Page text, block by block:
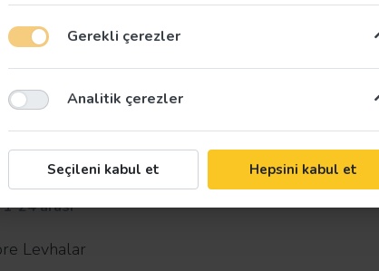
Etiketleri İş Güvenliği Ekipmanları
Yerine Göre Uyarı Levhaları
1-24arası
Levhalar
Gerekli çerezler
Analitik çerezler
Seçileni kabul et Hepsini kabul et